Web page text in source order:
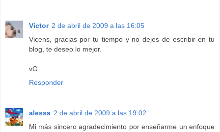
Victor 2 de abril de 2009 a las 16:05
Vicens, gracias por tu tiempo y no dejes de escribir en tu
blog, te deseo lo mejor.
vG
Responder
alessa 2 de abril de 2009 a las 19:02
Mi más sincero agradecimiento por enseñarme un enfoque